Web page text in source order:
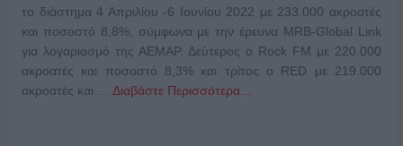
το διάστημα 4 Απριλίου -6 Ιουνίου 2022 με 233.000 ακροατές
και ποσοστό 8,8%, σύμφωνα με την έρευνα MRB-Global Link
για λογαριασμό της ΑΕΜΑΡ. Δεύτερος ο Rock FM με 220.000
ακροατές και ποσοστό 8,3% και τρίτος ο RED με 219.000
ακροατές και … Διαβάστε Περισσότερα...